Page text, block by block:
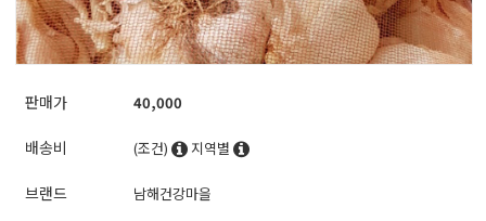
판매가 40,000
배송비 (조건) 지역별
브랜드 남해건강마을